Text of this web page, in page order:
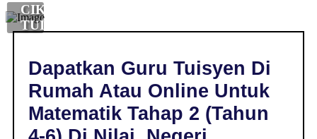
CIKGU
TUISYEN
NILAI,
NEGERI
TAHAP
Dapatkan Guru Tuisyen Di
Rumah Atau Online Untuk
Matematik Tahap 2 (Tahun